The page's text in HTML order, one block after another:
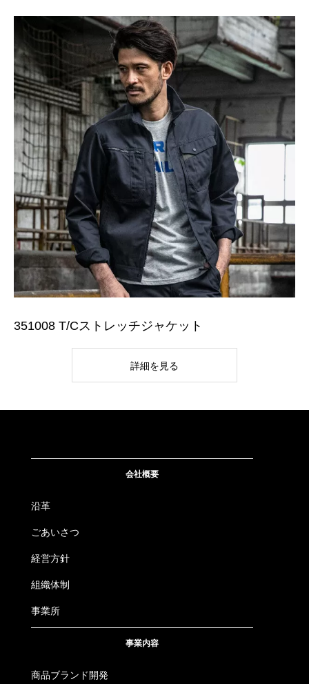
351008 T/Cストレッチジャケット
詳細を見る
会社概要
沿革
ごあいさつ
経営方針
組織体制
事業所
事業内容
商品ブランド開発